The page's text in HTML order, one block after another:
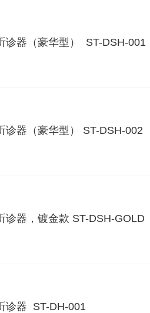
诊器（豪华型） ST-DSH-001
诊器（豪华型） ST-DSH-002
诊器，镀金款 ST-DSH-GOLD
诊器 ST-DH-001